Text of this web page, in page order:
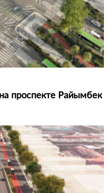
проспекте Райымбек